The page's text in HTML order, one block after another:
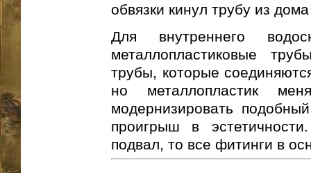
обвязки кинул трубу из
Для внутреннего
металлопластиковые
трубы, которые
но металлопластик
модернизировать
проигрыш в
подвал, то все фитинги в